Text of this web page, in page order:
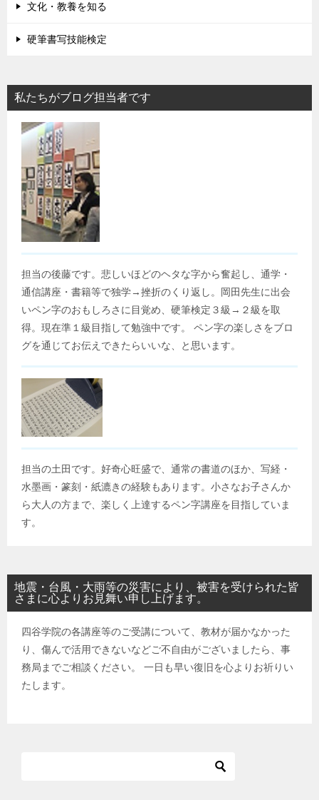
文化・教養を知る
硬筆書写技能検定
私たちがブログ担当者です
担当の後藤です。悲しいほどのヘタな字から奮起し、通学・
通信講座・書籍等で独学→挫折のくり返し。岡田先生に出会
いペン字のおもしろさに目覚め、硬筆検定３級→２級を取
得。現在準１級目指して勉強中です。 ペン字の楽しさをブロ
グを通じてお伝えできたらいいな、と思います。
担当の土田です。好奇心旺盛で、通常の書道のほか、写経・
水墨画・篆刻・紙漉きの経験もあります。小さなお子さんか
ら大人の方まで、楽しく上達するペン字講座を目指していま
す。
地震・台風・大雨等の災害により、被害を受けられた皆
さまに心よりお見舞い申し上げます。
四谷学院の各講座等のご受講について、教材が届かなかった
り、傷んで活用できないなどご不自由がございましたら、事
務局までご相談ください。 一日も早い復旧を心よりお祈りい
たします。